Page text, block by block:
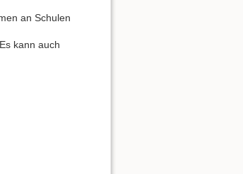
an Schulen
kann auch